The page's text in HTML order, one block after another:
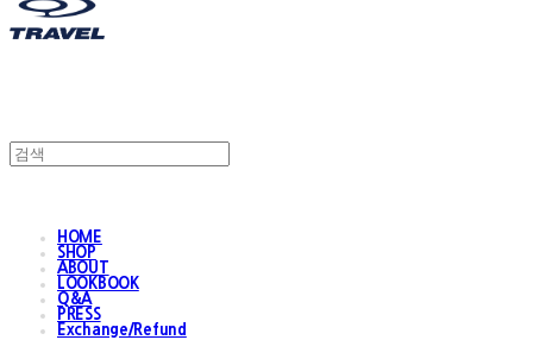
HOME
SHOP
ABOUT
LOOKBOOK
Q&A
PRESS
Exchange/Refund